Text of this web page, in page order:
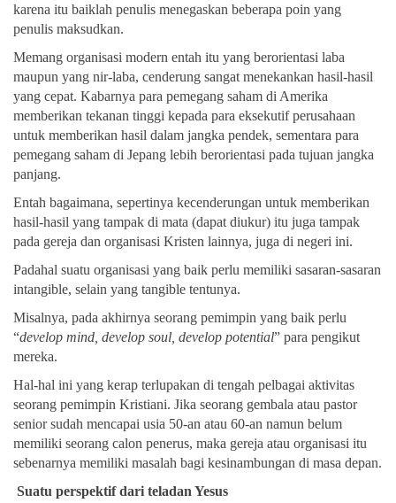
karena itu baiklah penulis menegaskan beberapa poin yang
penulis maksudkan.
Memang organisasi modern entah itu yang berorientasi laba
maupun yang nir-laba, cenderung sangat menekankan hasil-hasil
yang cepat. Kabarnya para pemegang saham di Amerika
memberikan tekanan tinggi kepada para eksekutif perusahaan
untuk memberikan hasil dalam jangka pendek, sementara para
pemegang saham di Jepang lebih berorientasi pada tujuan jangka
panjang.
Entah bagaimana, sepertinya kecenderungan untuk memberikan
hasil-hasil yang tampak di mata (dapat diukur) itu juga tampak
pada gereja dan organisasi Kristen lainnya, juga di negeri ini.
Padahal suatu organisasi yang baik perlu memiliki sasaran-sasaran
intangible, selain yang tangible tentunya.
Misalnya, pada akhirnya seorang pemimpin yang baik perlu
“develop mind, develop soul, develop potential” para pengikut
mereka.
Hal-hal ini yang kerap terlupakan di tengah pelbagai aktivitas
seorang pemimpin Kristiani. Jika seorang gembala atau pastor
senior sudah mencapai usia 50-an atau 60-an namun belum
memiliki seorang calon penerus, maka gereja atau organisasi itu
sebenarnya memiliki masalah bagi kesinambungan di masa depan.
Suatu perspektif dari teladan Yesus